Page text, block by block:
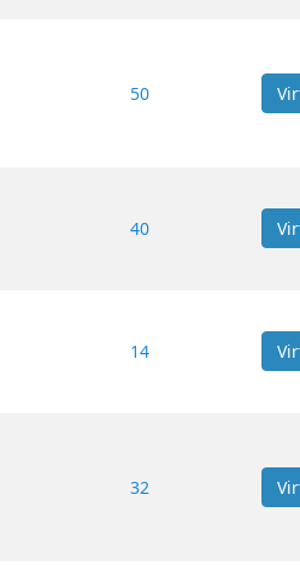
50
40
14
32